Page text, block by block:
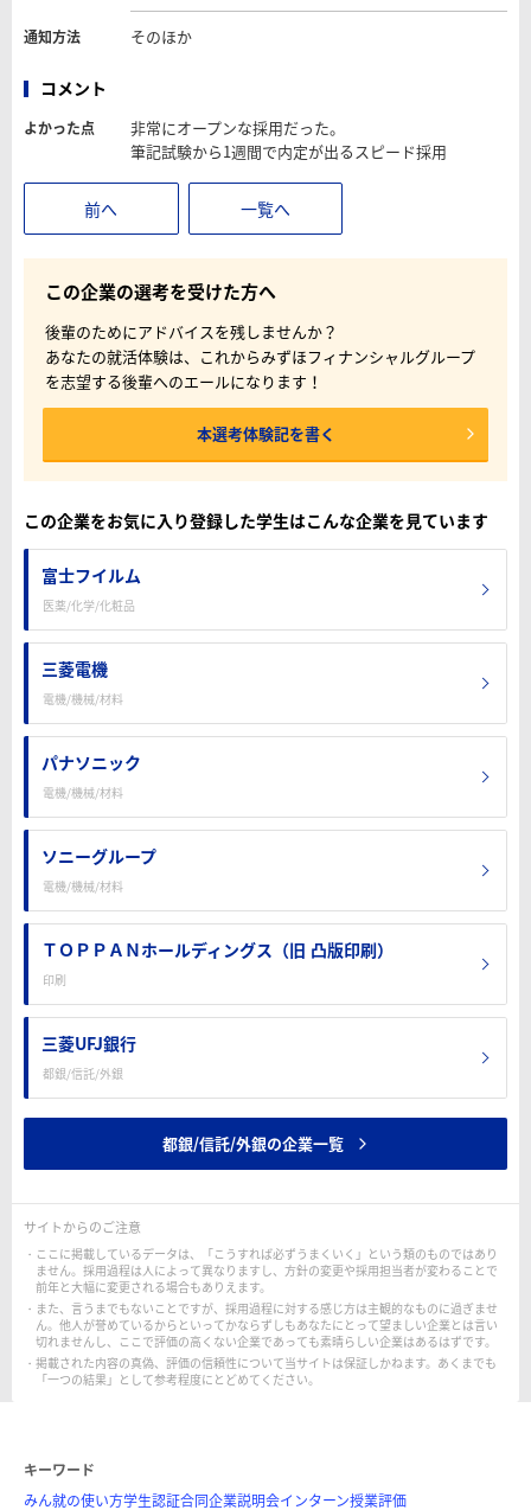
通知方法 そのほか
コメント
よかった点
非常にオープンな採用だった。
筆記試験から1週間で内定が出るスピード採用
前へ 一覧へ
この企業の選考を受けた方へ
後輩のためにアドバイスを残しませんか？
あなたの就活体験は、これからみずほフィナンシャルグループ
を志望する後輩へのエールになります！
本選考体験記を書く
この企業をお気に入り登録した学生はこんな企業を見ています
富士フイルム
医薬/化学/化粧品
三菱電機
電機/機械/材料
パナソニック
電機/機械/材料
ソニーグループ
電機/機械/材料
ＴＯＰＰＡＮホールディングス（旧 凸版印刷）
印刷
三菱UFJ銀行
都銀/信託/外銀
都銀/信託/外銀の企業一覧
サイトからのご注意
ここに掲載しているデータは、「こうすれば必ずうまくいく」という類のものではあり
ません。採用過程は人によって異なりますし、方針の変更や採用担当者が変わることで
前年と大幅に変更される場合もありえます。
また、言うまでもないことですが、採用過程に対する感じ方は主観的なものに過ぎませ
ん。他人が誉めているからといってかならずしもあなたにとって望ましい企業とは言い
切れませんし、ここで評価の高くない企業であっても素晴らしい企業はあるはずです。
掲載された内容の真偽、評価の信頼性について当サイトは保証しかねます。あくまでも
「一つの結果」として参考程度にとどめてください。
キーワード
みん就の使い方学生認証合同企業説明会インターン授業評価